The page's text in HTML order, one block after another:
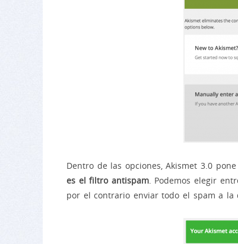
Dentro de las opciones, Akismet 3.0
es el filtro antispam. Podemos elegir
por el contrario enviar todo el spam a la